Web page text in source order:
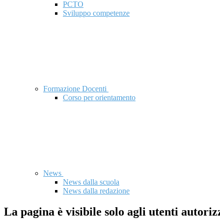
PCTO
Sviluppo competenze
Formazione Docenti
Corso per orientamento
News
News dalla scuola
News dalla redazione
La pagina è visibile solo agli utenti